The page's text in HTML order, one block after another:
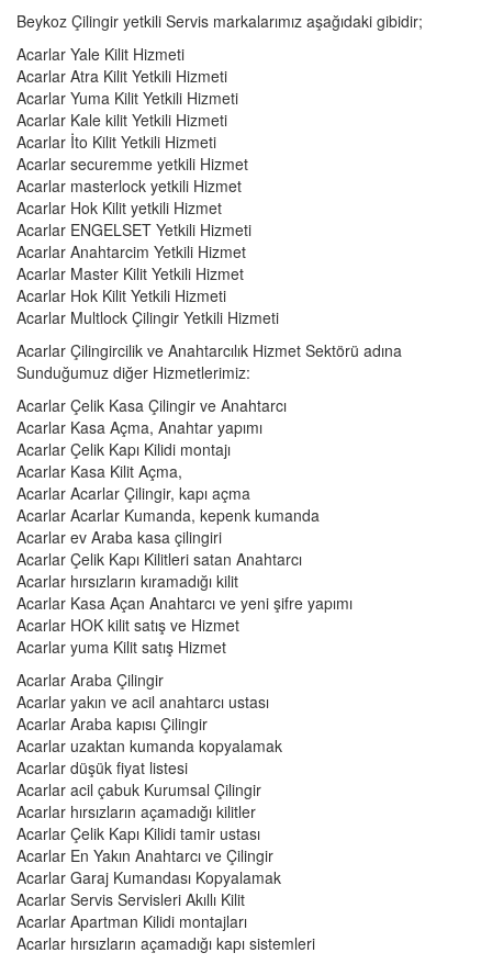
Beykoz Çilingir yetkili Servis markalarımız aşağıdaki gibidir;
Acarlar Yale Kilit Hizmeti
Acarlar Atra Kilit Yetkili Hizmeti
Acarlar Yuma Kilit Yetkili Hizmeti
Acarlar Kale kilit Yetkili Hizmeti
Acarlar İto Kilit Yetkili Hizmeti
Acarlar securemme yetkili Hizmet
Acarlar masterlock yetkili Hizmet
Acarlar Hok Kilit yetkili Hizmet
Acarlar ENGELSET Yetkili Hizmeti
Acarlar Anahtarcim Yetkili Hizmet
Acarlar Master Kilit Yetkili Hizmet
Acarlar Hok Kilit Yetkili Hizmeti
Acarlar Multlock Çilingir Yetkili Hizmeti
Acarlar Çilingircilik ve Anahtarcılık Hizmet Sektörü adına
Sunduğumuz diğer Hizmetlerimiz:
Acarlar Çelik Kasa Çilingir ve Anahtarcı
Acarlar Kasa Açma, Anahtar yapımı
Acarlar Çelik Kapı Kilidi montajı
Acarlar Kasa Kilit Açma,
Acarlar Acarlar Çilingir, kapı açma
Acarlar Acarlar Kumanda, kepenk kumanda
Acarlar ev Araba kasa çilingiri
Acarlar Çelik Kapı Kilitleri satan Anahtarcı
Acarlar hırsızların kıramadığı kilit
Acarlar Kasa Açan Anahtarcı ve yeni şifre yapımı
Acarlar HOK kilit satış ve Hizmet
Acarlar yuma Kilit satış Hizmet
Acarlar Araba Çilingir
Acarlar yakın ve acil anahtarcı ustası
Acarlar Araba kapısı Çilingir
Acarlar uzaktan kumanda kopyalamak
Acarlar düşük fiyat listesi
Acarlar acil çabuk Kurumsal Çilingir
Acarlar hırsızların açamadığı kilitler
Acarlar Çelik Kapı Kilidi tamir ustası
Acarlar En Yakın Anahtarcı ve Çilingir
Acarlar Garaj Kumandası Kopyalamak
Acarlar Servis Servisleri Akıllı Kilit
Acarlar Apartman Kilidi montajları
Acarlar hırsızların açamadığı kapı sistemleri